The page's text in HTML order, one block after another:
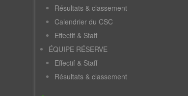
Résultats & classement
Calendrier du CSC
Effectif & Staff
ÉQUIPE RÉSERVE
Effectif & Staff
Résultats & classement